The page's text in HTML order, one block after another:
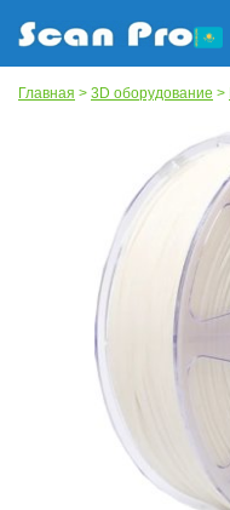
Главная > 3D оборудование >